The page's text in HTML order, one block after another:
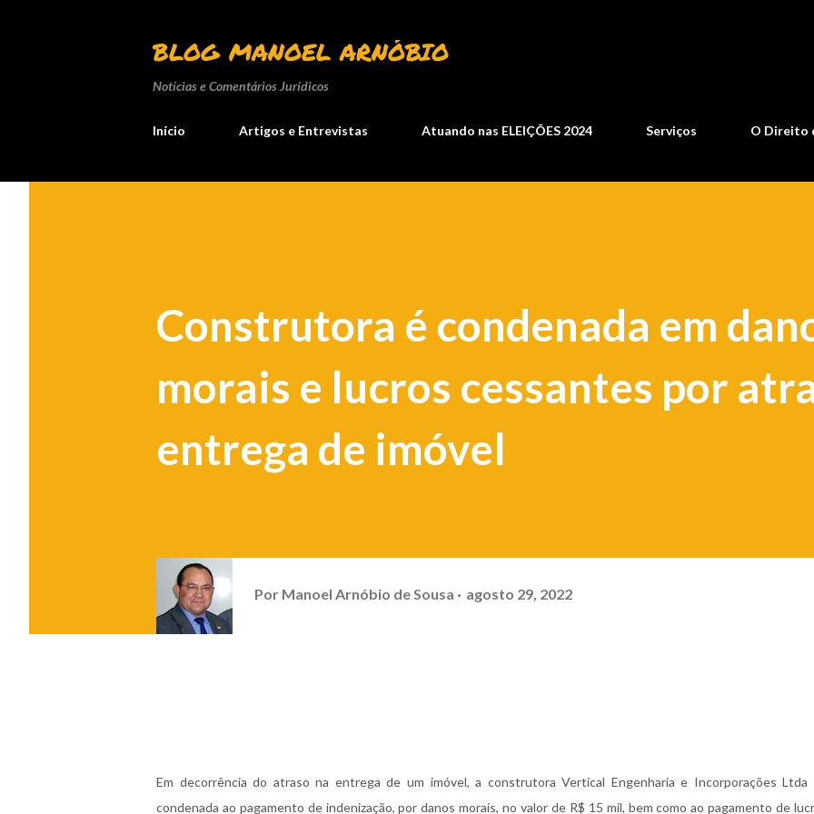
BLOG MANOEL ARNÓBIO
Notícias e Comentários Jurídicos
Início Artigos e Entrevistas Atuando nas ELEIÇÕES 2024 Serviços O Direito
Construtora é condenada em
morais e lucros cessantes por
entrega de imóvel
Por Manoel Arnóbio de Sousa agosto 29, 2022
Em decorrência do atraso na entrega de um imóvel, a construtora Vertical Engenharia e Incorporações Ltda
condenada ao pagamento de indenização, por danos morais, no valor de R$ 15 mil, bem como ao pagamento de